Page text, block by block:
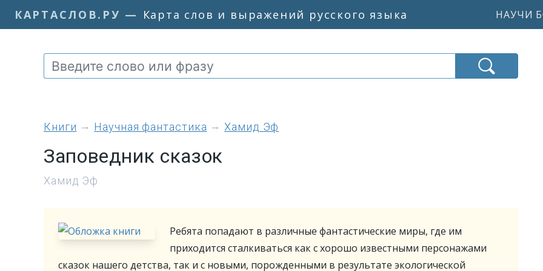
КАРТАСЛОВ.РУ — Карта слов и выражений русского языка НАУЧИ
книги Научная фантастика Хамид Эф
Заповедник сказок
Хамид Эф
Ребята попадают в различные фантастические миры, где им
приходится сталкиваться как с хорошо известными персонажами
сказок нашего детства, так и с новыми, порожденными в результате экологической